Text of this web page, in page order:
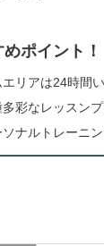
ポイント！
エリアは24時間
多彩なレッスン
ソナルトレーニ